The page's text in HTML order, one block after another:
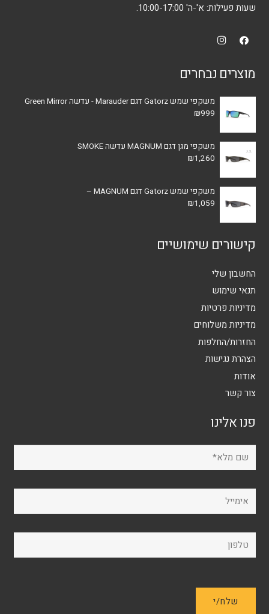
שעות פעילות: א'-ה' 10:00-17:00.
מוצרים נבחרים
משקפי שמש Gatorz דגם Marauder - עדשה Green Mirror
₪999
משקפי מגן דגם MAGNUM עדשה SMOKE
₪1,260
משקפי שמש Gatorz דגם MAGNUM –
₪1,059
קישורים שימושיים
החשבון שלי
תנאי שימוש
מדיניות פרטיות
מדיניות משלוחים
החזרות/החלפות
הצהרת נגישות
אודות
צור קשר
פנו אלינו